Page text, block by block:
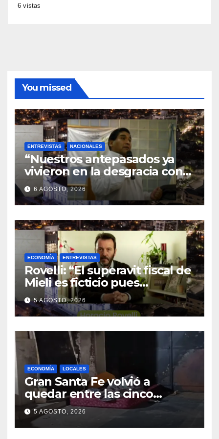
6 vistas
You missed
ENTREVISTAS NACIONALES
“Nuestros antepasados ya
vivieron en la desgracia con
la Forestal algo que quizás se
repita”
6 AGOSTO, 2026
ECONOMÍA ENTREVISTAS
Rovelli: “El superavit fiscal de
Mieli es ficticio pues
debemos 480 mil millones de
dólares”
5 AGOSTO, 2026
ECONOMÍA LOCALES
Gran Santa Fe volvió a
quedar entre las cinco
regiones con más pobreza
del país
5 AGOSTO, 2026